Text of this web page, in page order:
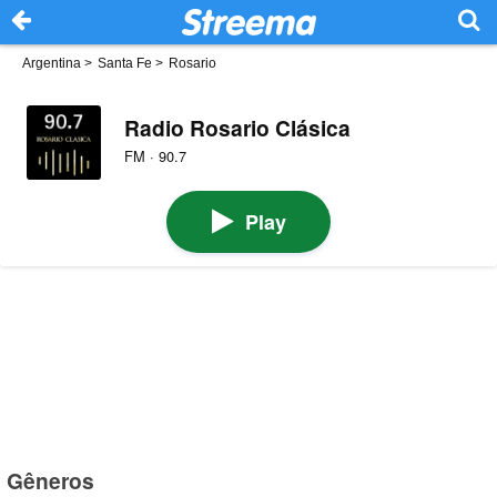
Argentina > Santa Fe > Rosario
Radio Rosario Clásica
FM · 90.7
Play
Gêneros